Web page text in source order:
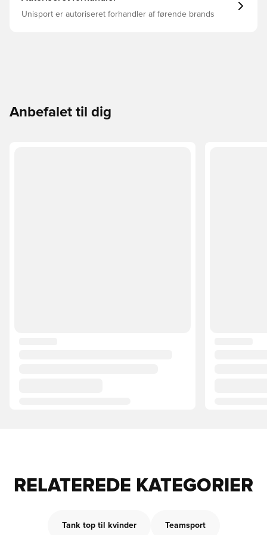
Unisport er autoriseret forhandler af førende brands
Anbefalet til dig
RELATEREDE KATEGORIER
Tank top til kvinder Teamsport